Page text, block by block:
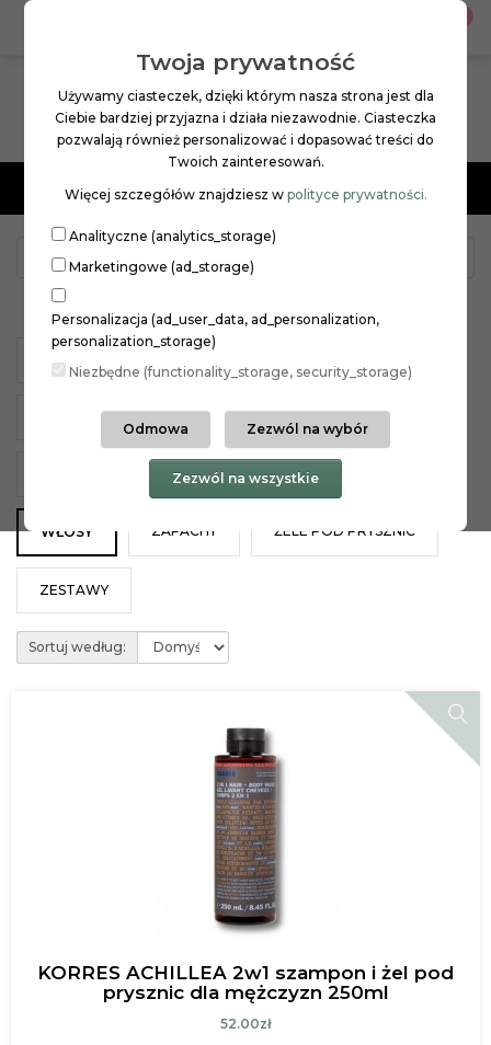
Twoja prywatność
Używamy ciasteczek, dzięki którym nasza strona jest dla
Ciebie bardziej przyjazna i działa niezawodnie. Ciasteczka
pozwalają również personalizować i dopasować treści do
Twoich zainteresowań.
Więcej szczegółów znajdziesz w polityce prywatności.
Analityczne (analytics_storage)
Marketingowe (ad_storage)
Personalizacja (ad_user_data, ad_personalization,
personalization_storage)
Niezbędne (functionality_storage, security_storage)
Odmowa Zezwól na wybór
Zezwól na wszystkie
Menu
WŁOSY
BALSAMY
DONKEY MILK GREEK YOGHURT OPALANIE
WHITE PINE WILD ROSE
WŁOSY ZAPACHY ŻELE POD PRYSZNIC
ZESTAWY
Sortuj według:
KORRES ACHILLEA 2w1 szampon i żel pod
prysznic dla mężczyzn 250ml
52.00zł